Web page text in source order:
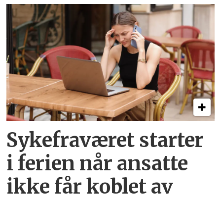
Sykefraværet starter
i ferien når ansatte
ikke får koblet av